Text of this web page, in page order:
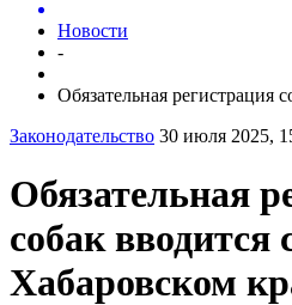
Новости
-
Обязательная регистрация
Законодательство 30 июля 2025,
Обязательная
собак вводится
Хабаровском